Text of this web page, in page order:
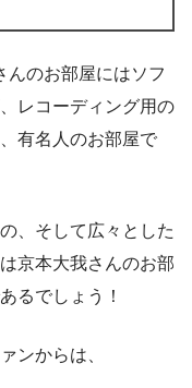
んのお部屋にはソフ
レコーディング用の
有名人のお部屋で
、そして広々とした
京本大我さんのお部
るでしょう！
ンからは、